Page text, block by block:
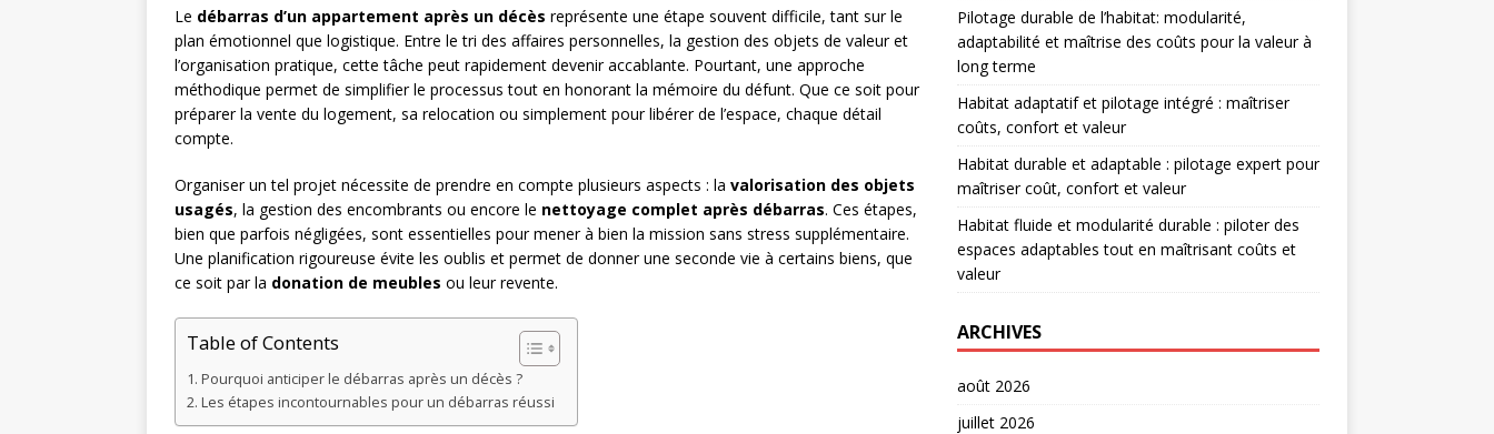
Le débarras d’un appartement après un décès représente une étape souvent difficile, tant sur le
plan émotionnel que logistique. Entre le tri des affaires personnelles, la gestion des objets de valeur et
l’organisation pratique, cette tâche peut rapidement devenir accablante. Pourtant, une approche
méthodique permet de simplifier le processus tout en honorant la mémoire du défunt. Que ce soit pour
préparer la vente du logement, sa relocation ou simplement pour libérer de l’espace, chaque détail
compte.
Organiser un tel projet nécessite de prendre en compte plusieurs aspects : la valorisation des objets
usagés, la gestion des encombrants ou encore le nettoyage complet après débarras. Ces étapes,
bien que parfois négligées, sont essentielles pour mener à bien la mission sans stress supplémentaire.
Une planification rigoureuse évite les oublis et permet de donner une seconde vie à certains biens, que
ce soit par la donation de meubles ou leur revente.
Table of Contents
Pourquoi anticiper le débarras après un décès ?
Les étapes incontournables pour un débarras réussi
Pilotage durable de l’habitat: modularité,
adaptabilité et maîtrise des coûts pour la valeur à
long terme
Habitat adaptatif et pilotage intégré : maîtriser
coûts, confort et valeur
Habitat durable et adaptable : pilotage expert pour
maîtriser coût, confort et valeur
Habitat fluide et modularité durable : piloter des
espaces adaptables tout en maîtrisant coûts et
valeur
ARCHIVES
août 2026
juillet 2026